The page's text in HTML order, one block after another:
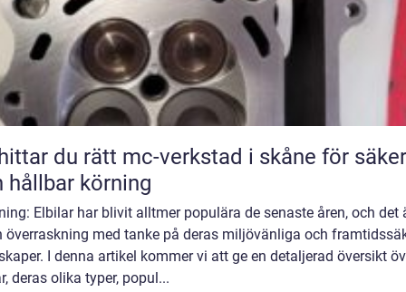
du rätt mc-verkstad i skåne för säker
hållbar körning
Elbilar har blivit alltmer populära de senaste åren, och det
överraskning med tanke på deras miljövänliga och
I denna artikel kommer vi att ge en detaljerad översikt
deras olika typer, popul...